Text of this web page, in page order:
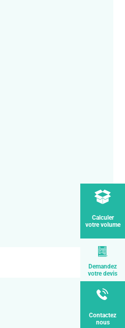
Calculer
votre volume
Demandez
votre devis
Contactez
nous